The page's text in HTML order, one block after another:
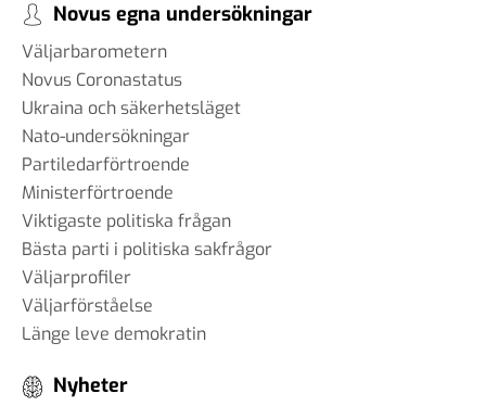
Novus egna undersökningar
Väljarbarometern
Novus Coronastatus
Ukraina och säkerhetsläget
Nato-undersökningar
Partiledarförtroende
Ministerförtroende
Viktigaste politiska frågan
Bästa parti i politiska sakfrågor
Väljarprofiler
Väljarförståelse
Länge leve demokratin
Nyheter